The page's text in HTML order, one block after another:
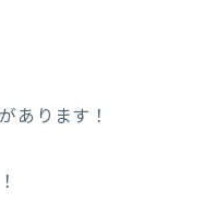
あります！